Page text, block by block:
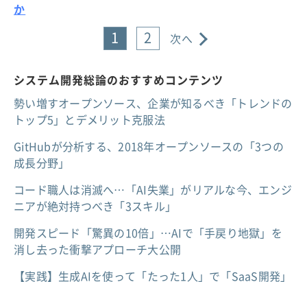
か
1 2 次へ
システム開発総論のおすすめコンテンツ
勢い増すオープンソース、企業が知るべき「トレンドの
トップ5」とデメリット克服法
GitHubが分析する、2018年オープンソースの「3つの
成長分野」
コード職人は消滅へ…「AI失業」がリアルな今、エンジ
ニアが絶対持つべき「3スキル」
開発スピード「驚異の10倍」…AIで「手戻り地獄」を
消し去った衝撃アプローチ大公開
【実践】生成AIを使って「たった1人」で「SaaS開発」